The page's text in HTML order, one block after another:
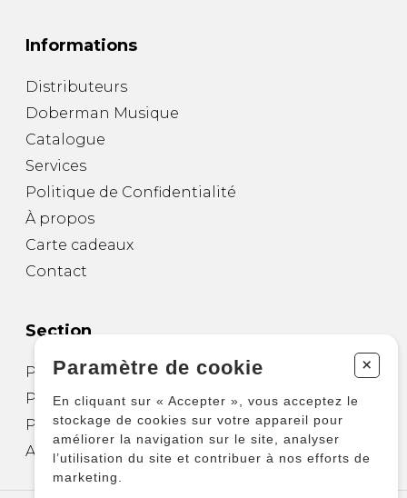
Informations
Distributeurs
Doberman Musique
Catalogue
Services
Politique de Confidentialité
À propos
Carte cadeaux
Contact
Section
Partitions pour guitare
Partitions pour autres instruments
Partitions pour ensembles
Autres produits
Paramètre de cookie +
En cliquant sur « Accepter », vous acceptez le
stockage de cookies sur votre appareil pour
améliorer la navigation sur le site, analyser
l’utilisation du site et contribuer à nos efforts de
marketing.